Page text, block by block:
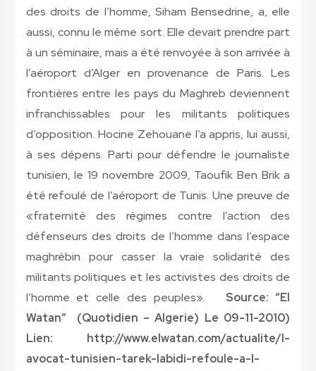
des droits de l’homme, Siham Bensedrine, a, elle
aussi, connu le même sort. Elle devait prendre part
à un séminaire, mais a été renvoyée à son arrivée à
l’aéroport d’Alger en provenance de Paris. Les
frontières entre les pays du Maghreb deviennent
infranchissables pour les militants politiques
d’opposition. Hocine Zehouane l’a appris, lui aussi,
à ses dépens. Parti pour défendre le journaliste
tunisien, le 19 novembre 2009, Taoufik Ben Brik a
été refoulé de l’aéroport de Tunis. Une preuve de
«fraternité des régimes contre l’action des
défenseurs des droits de l’homme dans l’espace
maghrébin pour casser la vraie solidarité des
militants politiques et les activistes des droits de
l’homme et celle des peuples». Source: “El
Watan” (Quotidien – Algerie) Le 09-11-2010)
Lien: http://www.elwatan.com/actualite/l-
avocat-tunisien-tarek-labidi-refoule-a-l-